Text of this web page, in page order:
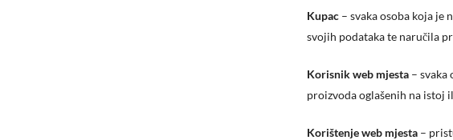
Kupac – svaka osoba koja
svojih podataka te naručila
Korisnik web mjesta –
proizvoda oglašenih na
Korištenje web mjesta –